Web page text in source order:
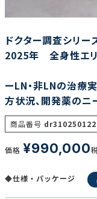
リセット
ドクター調査シリ
2025年 全身性エリ
ーLN・非LNの治療
方状況、開発薬のニ
商品番号 dr310250122
価格 ¥990,000
◆仕様・パッケージ